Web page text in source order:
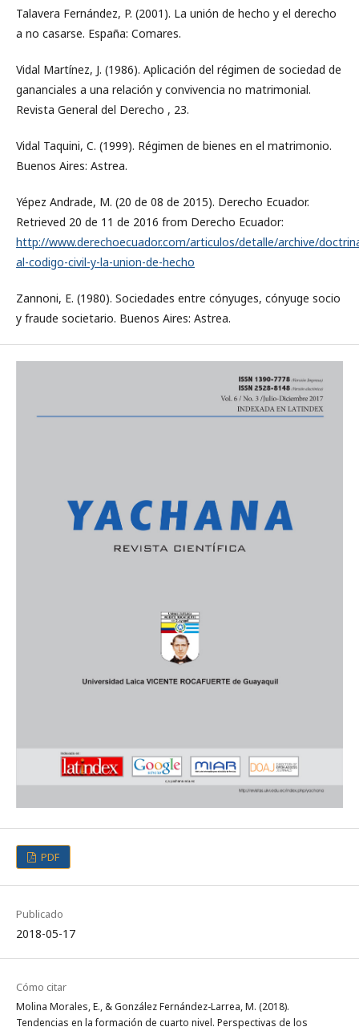
Talavera Fernández, P. (2001). La unión de hecho y el derecho
a no casarse. España: Comares.
Vidal Martínez, J. (1986). Aplicación del régimen de sociedad de
gananciales a una relación y convivencia no matrimonial.
Revista General del Derecho , 23.
Vidal Taquini, C. (1999). Régimen de bienes en el matrimonio.
Buenos Aires: Astrea.
Yépez Andrade, M. (20 de 08 de 2015). Derecho Ecuador.
Retrieved 20 de 11 de 2016 from Derecho Ecuador:
http://www.derechoecuador.com/articulos/detalle/archive/
al-codigo-civil-y-la-union-de-hecho
Zannoni, E. (1980). Sociedades entre cónyuges, cónyuge socio
y fraude societario. Buenos Aires: Astrea.
PDF
Publicado
2018-05-17
Cómo citar
Molina Morales, E., & González Fernández-Larrea, M. (2018).
Tendencias en la formación de cuarto nivel. Perspectivas de los